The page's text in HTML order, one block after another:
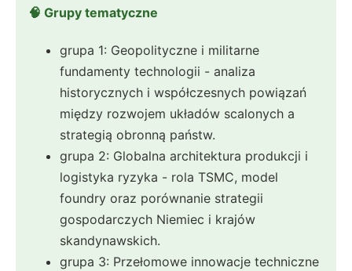
🧠 Grupy tematyczne
grupa 1: Geopolityczne i militarne
fundamenty technologii - analiza
historycznych i współczesnych powiązań
między rozwojem układów scalonych a
strategią obronną państw.
grupa 2: Globalna architektura produkcji i
logistyka ryzyka - rola TSMC, model
foundry oraz porównanie strategii
gospodarczych Niemiec i krajów
skandynawskich.
grupa 3: Przełomowe innowacje techniczne